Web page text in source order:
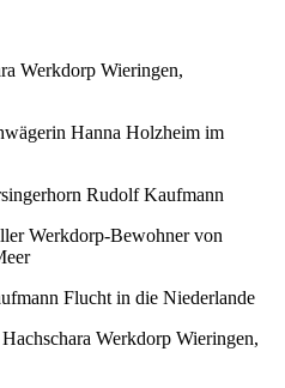
Werkdorp Wieringen,
Hanna Holzheim im
Rudolf Kaufmann
Werkdorp-Bewohner von
Flucht in die Niederlande
Werkdorp Wieringen,